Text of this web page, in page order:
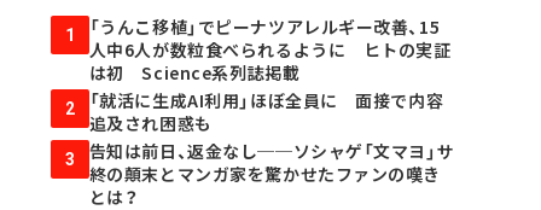
1
「うんこ移植」でピーナツアレルギー改善、15
人中6人が数粒食べられるように ヒトの実証
は初 Science系列誌掲載
2
「就活に生成AI利用」ほぼ全員に 面接で内容
追及され困惑も
3
告知は前日、返金なし──ソシャゲ「文マヨ」サ
終の顛末とマンガ家を驚かせたファンの嘆き
とは？